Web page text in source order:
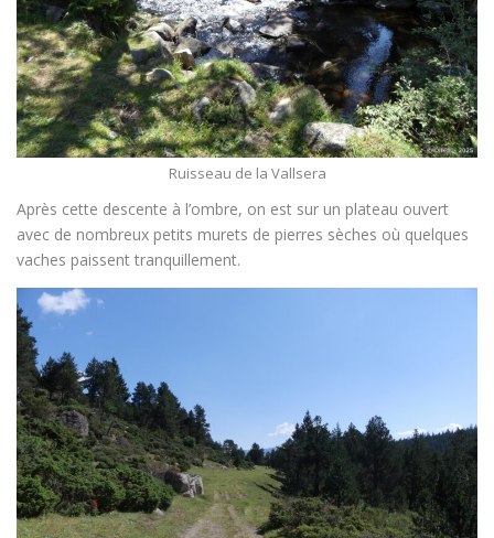
Ruisseau de la Vallsera
Après cette descente à l’ombre, on est sur un plateau ouvert
avec de nombreux petits murets de pierres sèches où quelques
vaches paissent tranquillement.